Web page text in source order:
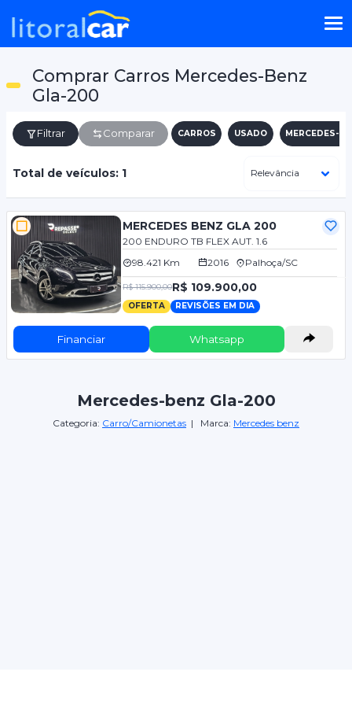
Comprar Carros Mercedes-Benz
Gla-200
Filtrar Comparar CARROS USADO MERCEDES-
Total de veículos: 1
MERCEDES BENZ GLA 200
200 ENDURO TB FLEX AUT. 1.6
98.421 Km
2016 Palhoça/SC
R$ 115.900,00R$ 109.900,00
OFERTA REVISÕES EM DIA
Financiar Whatsapp
Mercedes-benz Gla-200
Categoria: Carro/Camionetas | Marca: Mercedes benz